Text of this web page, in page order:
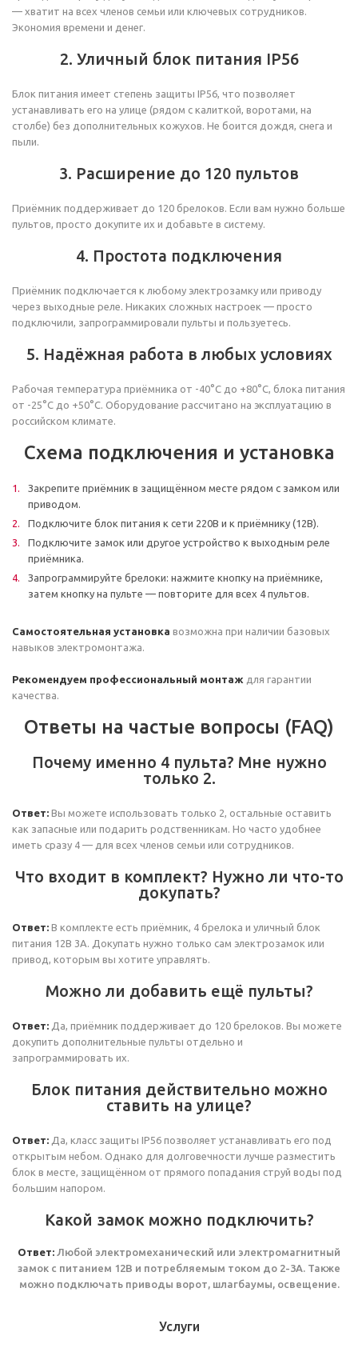
— хватит на всех членов семьи или ключевых сотрудников.
Экономия времени и денег.
2. Уличный блок питания IP56
Блок питания имеет степень защиты IP56, что позволяет
устанавливать его на улице (рядом с калиткой, воротами, на
столбе) без дополнительных кожухов. Не боится дождя, снега и
пыли.
3. Расширение до 120 пультов
Приёмник поддерживает до 120 брелоков. Если вам нужно больше
пультов, просто докупите их и добавьте в систему.
4. Простота подключения
Приёмник подключается к любому электрозамку или приводу
через выходные реле. Никаких сложных настроек — просто
подключили, запрограммировали пульты и пользуетесь.
5. Надёжная работа в любых условиях
Рабочая температура приёмника от -40°C до +80°C, блока питания
от -25°C до +50°C. Оборудование рассчитано на эксплуатацию в
российском климате.
Схема подключения и установка
Закрепите приёмник в защищённом месте рядом с замком или
приводом.
Подключите блок питания к сети 220В и к приёмнику (12В).
Подключите замок или другое устройство к выходным реле
приёмника.
Запрограммируйте брелоки: нажмите кнопку на приёмнике,
затем кнопку на пульте — повторите для всех 4 пультов.
Самостоятельная установка возможна при наличии базовых
навыков электромонтажа.
Рекомендуем профессиональный монтаж для гарантии
качества.
Ответы на частые вопросы (FAQ)
Почему именно 4 пульта? Мне нужно
только 2.
Ответ: Вы можете использовать только 2, остальные оставить
как запасные или подарить родственникам. Но часто удобнее
иметь сразу 4 — для всех членов семьи или сотрудников.
Что входит в комплект? Нужно ли что-то
докупать?
Ответ: В комплекте есть приёмник, 4 брелока и уличный блок
питания 12В 3А. Докупать нужно только сам электрозамок или
привод, которым вы хотите управлять.
Можно ли добавить ещё пульты?
Ответ: Да, приёмник поддерживает до 120 брелоков. Вы можете
докупить дополнительные пульты отдельно и
запрограммировать их.
Блок питания действительно можно
ставить на улице?
Ответ: Да, класс защиты IP56 позволяет устанавливать его под
открытым небом. Однако для долговечности лучше разместить
блок в месте, защищённом от прямого попадания струй воды под
большим напором.
Какой замок можно подключить?
Ответ: Любой электромеханический или электромагнитный
замок с питанием 12В и потребляемым током до 2-3А. Также
можно подключать приводы ворот, шлагбаумы, освещение.
Услуги